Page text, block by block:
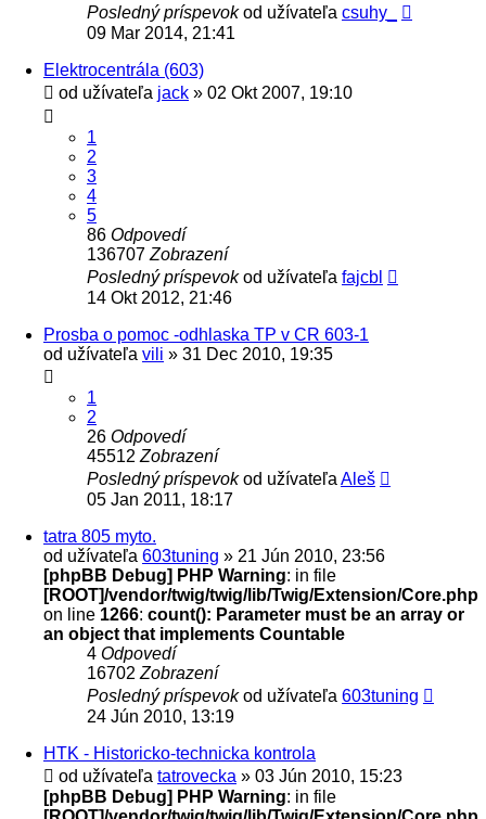
Posledný príspevokod užívateľa csuhy_
09 Mar 2014, 21:41
Elektrocentrála (603)
od užívateľa jack » 02 Okt 2007, 19:10
1
2
3
4
5
86 Odpovedí
136707 Zobrazení
Posledný príspevokod užívateľa fajcbl
14 Okt 2012, 21:46
Prosba o pomoc -odhlaska TP v CR 603-1
od užívateľa vili » 31 Dec 2010, 19:35
1
2
26 Odpovedí
45512 Zobrazení
Posledný príspevokod užívateľa Aleš
05 Jan 2011, 18:17
tatra 805 myto.
od užívateľa 603tuning » 21 Jún 2010, 23:56
[phpBB Debug] PHP Warning: in file
[ROOT]/vendor/twig/twig/lib/Twig/Extension/Core.php
on line 1266: count(): Parameter must be an array or
an object that implements Countable
4 Odpovedí
16702 Zobrazení
Posledný príspevokod užívateľa 603tuning
24 Jún 2010, 13:19
HTK - Historicko-technicka kontrola
od užívateľa tatrovecka » 03 Jún 2010, 15:23
[phpBB Debug] PHP Warning: in file